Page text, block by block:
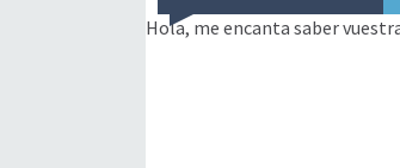
Hola, me encanta saber